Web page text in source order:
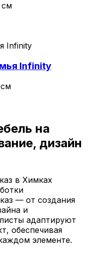
Infinity
на
дизайн
в Химках
— от создания
и
адаптируют
обеспечивая
элементе.